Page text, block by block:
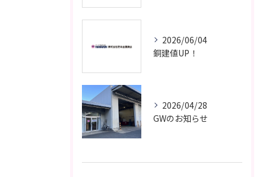
2026/06/04
銅建値UP！
2026/04/28
GWのお知らせ